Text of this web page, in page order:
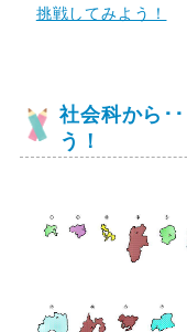
挑戦してみよう！
社会科から･
う！